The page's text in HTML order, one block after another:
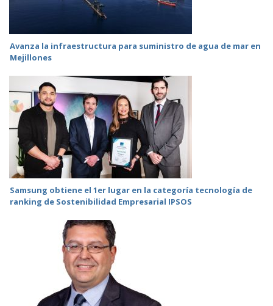
Avanza la infraestructura para suministro de agua de mar en
Mejillones
Samsung obtiene el 1er lugar en la categoría tecnología de
ranking de Sostenibilidad Empresarial IPSOS